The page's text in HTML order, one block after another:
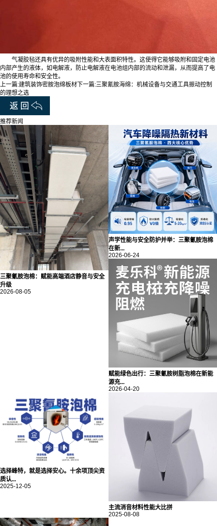
气凝胶毡还具有优异的吸附性能和大表面积特性。这使得它能够吸附和固定电池
内部产生的液体，如电解液，防止电解液在电池组内部的流动和泄漏，从而提高了电
池的使用寿命和安全性。
上一篇:建筑装饰密胺泡绵板材 下一篇:三聚氰胺海绵：机械设备与交通工具振动控制
的理想之选
推荐新闻
三聚氰胺泡棉：赋能高端酒店静音与安全
升级
2026-08-05
声学性能与安全防护并举：三聚氰胺泡棉
在新...
2026-06-24
赋能绿色出行：三聚氰胺树脂泡棉在新能
源充...
2026-04-20
选择峰特，就是选择安心。十余项顶尖资
质认...
2025-12-05
主流消音材料性能大比拼
2025-08-08